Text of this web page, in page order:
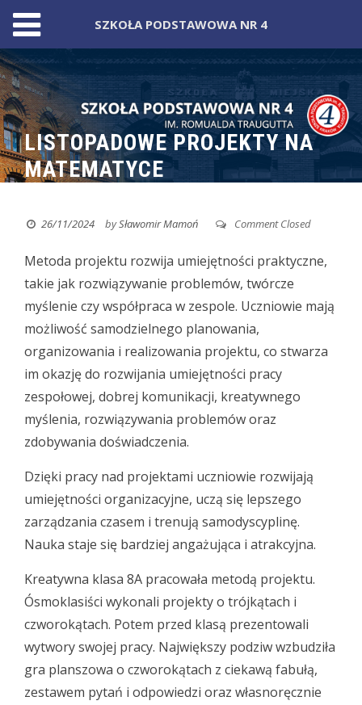
Skip
to
content
LISTOPADOWE PROJEKTY NA
MATEMATYCE
26/11/2024 bySławomir Mamoń Comment Closed
Metoda projektu rozwija umiejętności praktyczne,
takie jak rozwiązywanie problemów, twórcze
myślenie czy współpraca w zespole. Uczniowie mają
możliwość samodzielnego planowania,
organizowania i realizowania projektu, co stwarza
im okazję do rozwijania umiejętności pracy
zespołowej, dobrej komunikacji, kreatywnego
myślenia, rozwiązywania problemów oraz
zdobywania doświadczenia.
Dzięki pracy nad projektami uczniowie rozwijają
umiejętności organizacyjne, uczą się lepszego
zarządzania czasem i trenują samodyscyplinę.
Nauka staje się bardziej angażująca i atrakcyjna.
Kreatywna klasa 8A pracowała metodą projektu.
Ósmoklasiści wykonali projekty o trójkątach i
czworokątach. Potem przed klasą prezentowali
wytwory swojej pracy. Największy podziw wzbudziła
gra planszowa o czworokątach z ciekawą fabułą,
zestawem pytań i odpowiedzi oraz własnoręcznie
SZKOŁA PODSTAWOWA NR 4